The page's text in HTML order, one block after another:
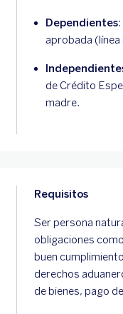
Dependientes
aprobada
de Crédito
madre.
Requisitos
Ser persona
obligaciones
buen
derechos
de bienes, pago